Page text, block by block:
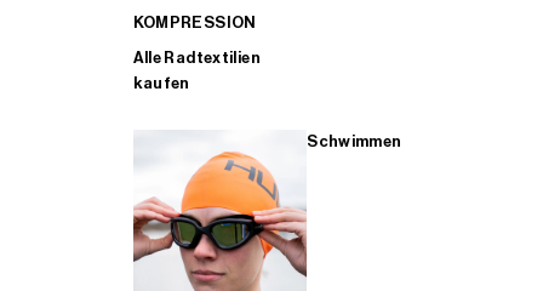
KOMPRESSION
Alle Radtextilien
kaufen
Schwimmen